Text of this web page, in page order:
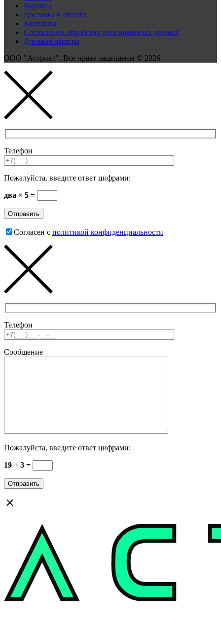
Корзина
Доставка и оплата
Контакты
Согласие на обработку персональных данных
Договор оферты
ООО "Астрикс". Все права защищены © 2026
Телефон
Пожалуйста, введите ответ цифрами:
два × 5 =
Согласен с политикой конфиденциальности
Телефон
Сообщение
Пожалуйста, введите ответ цифрами:
19 + 3 =